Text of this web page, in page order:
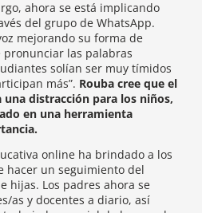
ahora se está implicando
del grupo de WhatsApp.
mejorando su forma de
pronunciar las palabras
solían ser muy tímidos
más”. Rouba cree que el
distracción para los niños,
en una herramienta
online ha brindado a los
hacer un seguimiento del
hijas. Los padres ahora se
as y docentes a diario, así